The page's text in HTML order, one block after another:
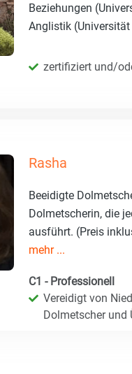
Beziehungen
Anglistik (Universität
zertifiziert und/
Rasha
Beeidigte
Dolmetscherin, die
ausführt. (Preis
mehr ...
C1 - Professionell
Vereidigt von
Dolmetscher und